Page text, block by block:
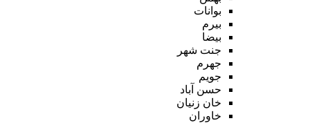
بوانات
بیرم
بیضا
جنت شهر
جهرم
جویم
حسن آباد
خان زنیان
خاوران